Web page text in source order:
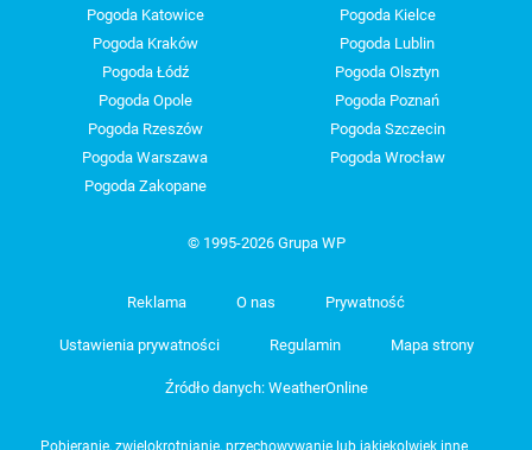
Pogoda Katowice
Pogoda Kielce
Pogoda Kraków
Pogoda Lublin
Pogoda Łódź
Pogoda Olsztyn
Pogoda Opole
Pogoda Poznań
Pogoda Rzeszów
Pogoda Szczecin
Pogoda Warszawa
Pogoda Wrocław
Pogoda Zakopane
© 1995-2026 Grupa WP
Reklama O nas Prywatność
Ustawienia prywatności Regulamin Mapa strony
Źródło danych: WeatherOnline
Pobieranie, zwielokrotnianie, przechowywanie lub jakiekolwiek inne